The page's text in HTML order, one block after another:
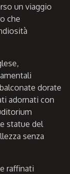
un viaggio
che
dorate
adornati con
statue del
senza
raffinati